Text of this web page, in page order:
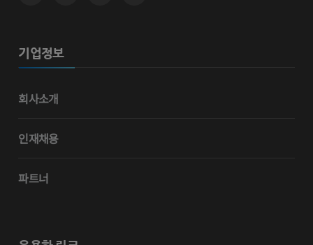
기업정보
회사소개
인재채용
파트너